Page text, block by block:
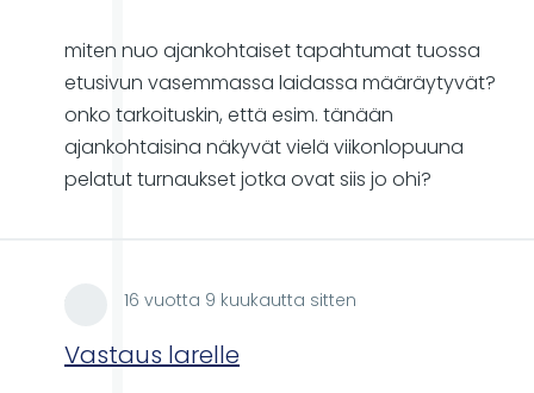
miten nuo ajankohtaiset tapahtumat tuossa
etusivun vasemmassa laidassa määräytyvät?
onko tarkoituskin, että esim. tänään
ajankohtaisina näkyvät vielä viikonlopuuna
pelatut turnaukset jotka ovat siis jo ohi?
aku 16 vuotta 9 kuukautta sitten
Vastaus larelle